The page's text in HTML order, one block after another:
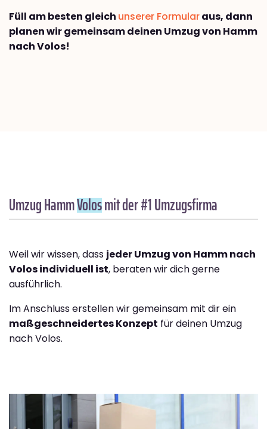
Füll am besten gleich unserer Formularaus, dann
planen wir gemeinsam deinen Umzug von Hamm
nach Volos!
Umzug HammVolosmit der #1 Umzugsfirma
Weil wir wissen, dass jeder Umzug von Hamm nach
Volos individuell ist, beraten wir dich gerne
ausführlich.
Im Anschluss erstellen wir gemeinsam mit dir ein
maßgeschneidertes Konzept für deinen Umzug
nach Volos.